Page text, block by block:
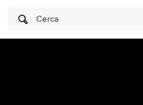
Cerca